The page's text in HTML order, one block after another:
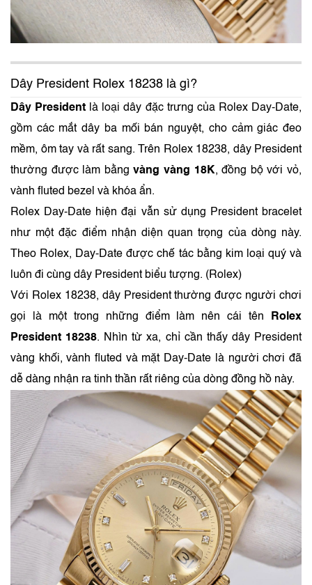
Dây President Rolex 18238 là gì?
Dây President là loại dây đặc trưng của Rolex Day-Date,
gồm các mắt dây ba mối bán nguyệt, cho cảm giác đeo
mềm, ôm tay và rất sang. Trên Rolex 18238, dây President
thường được làm bằngvàng vàng 18K, đồng bộ với vỏ,
vành fluted bezel và khóa ẩn.
Rolex Day-Date hiện đại vẫn sử dụng President bracelet
như một đặc điểm nhận diện quan trọng của dòng này.
Theo Rolex, Day-Date được chế tác bằng kim loại quý và
luôn đi cùng dây President biểu tượng. ( Rolex)
Với Rolex 18238, dây President thường được người chơi
gọi là một trong những điểm làm nên cái tên
Rolex
President 18238. Nhìn từ xa, chỉ cần thấy dây President
vàng khối, vành fluted và mặt Day-Date là người chơi đã
dễ dàng nhận ra tinh thần rất riêng của dòng đồng hồ này.